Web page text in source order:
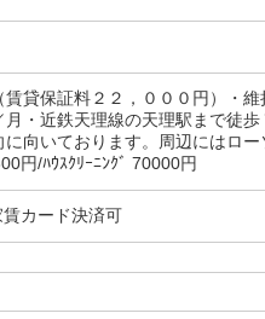
貸保証料２２，０００円）・維
・近鉄天理線の天理駅まで徒歩
向いております。周辺にはロー
円/ﾊｳｽｸﾘｰﾆﾝｸﾞ 70000円
カード決済可